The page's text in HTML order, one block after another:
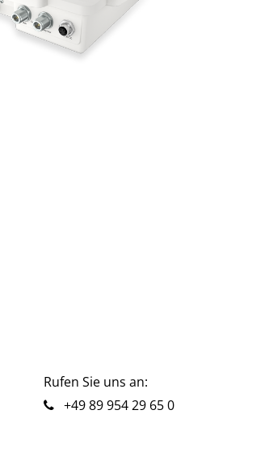
Rufen Sie uns an:
+49 89 954 29 65 0